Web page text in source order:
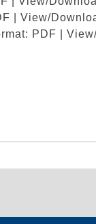
| View/
PDF |